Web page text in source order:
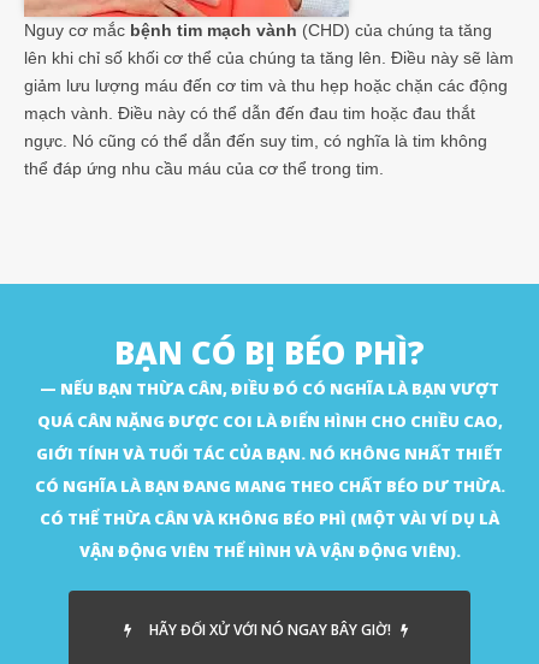
Nguy cơ mắc bệnh tim mạch vành (CHD) của chúng ta tăng
lên khi chỉ số khối cơ thể của chúng ta tăng lên. Điều này sẽ làm
giảm lưu lượng máu đến cơ tim và thu hẹp hoặc chặn các động
mạch vành. Điều này có thể dẫn đến đau tim hoặc đau thắt
ngực. Nó cũng có thể dẫn đến suy tim, có nghĩa là tim không
thể đáp ứng nhu cầu máu của cơ thể trong tim.
BẠN CÓ BỊ BÉO PHÌ?
NẾU BẠN THỪA CÂN, ĐIỀU ĐÓ CÓ NGHĨA LÀ BẠN VƯỢT
QUÁ CÂN NẶNG ĐƯỢC COI LÀ ĐIỂN HÌNH CHO CHIỀU CAO,
GIỚI TÍNH VÀ TUỔI TÁC CỦA BẠN. NÓ KHÔNG NHẤT THIẾT
CÓ NGHĨA LÀ BẠN ĐANG MANG THEO CHẤT BÉO DƯ THỪA.
CÓ THỂ THỪA CÂN VÀ KHÔNG BÉO PHÌ (MỘT VÀI VÍ DỤ LÀ
VẬN ĐỘNG VIÊN THỂ HÌNH VÀ VẬN ĐỘNG VIÊN).
HÃY ĐỐI XỬ VỚI NÓ NGAY BÂY GIỜ!